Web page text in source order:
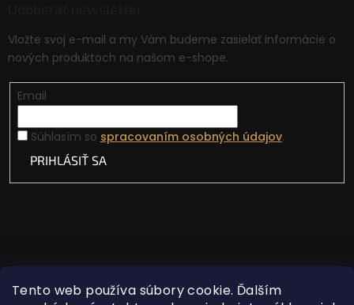
Tento web používa súbory cookie. Ďalším
Vložte svoj e-mail a my Vám budeme zasielať informácie o
nových produktoch na našom e-shope.
Email
Súhlasím so spracovaním osobných údajov.
PRIHLÁSIŤ SA